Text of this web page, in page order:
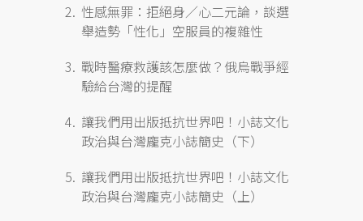
性感無罪：拒絕身／心二元論，談選
舉造勢「性化」空服員的複雜性
戰時醫療救護該怎麼做？俄烏戰爭經
驗給台灣的提醒
讓我們用出版抵抗世界吧！小誌文化
政治與台灣龐克小誌簡史（下）
讓我們用出版抵抗世界吧！小誌文化
政治與台灣龐克小誌簡史（上）